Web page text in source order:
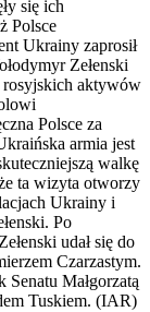
się ich
Polsce
Ukrainy zaprosił
Zełenski
rosyjskich aktywów
Polsce za
armia jest
walkę
ta wizyta otworzy
Ukrainy i
Po
udał się do
Czarzastym.
Senatu Małgorzatą
Tuskiem. (IAR)